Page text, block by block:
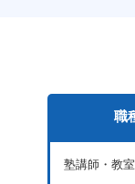
職
塾講師・教